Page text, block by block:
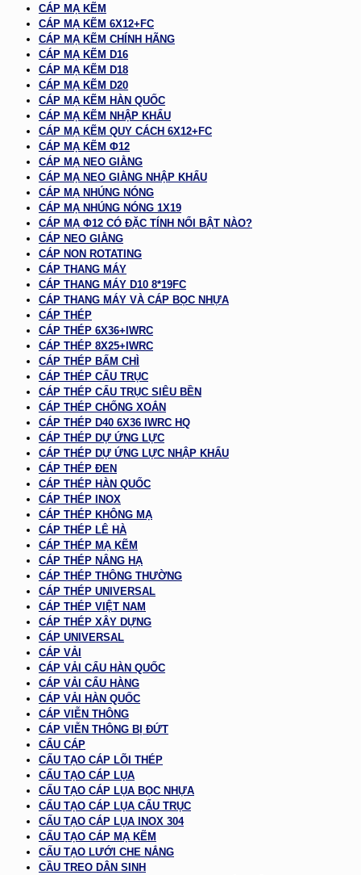
CÁP MẠ KẼM
CÁP MẠ KẼM 6X12+FC
CÁP MẠ KẼM CHÍNH HÃNG
CÁP MẠ KẼM D16
CÁP MẠ KẼM D18
CÁP MẠ KẼM D20
CÁP MẠ KẼM HÀN QUỐC
CÁP MẠ KẼM NHẬP KHẨU
CÁP MẠ KẼM QUY CÁCH 6X12+FC
CÁP MẠ KẼM Φ12
CÁP MẠ NEO GIẰNG
CÁP MẠ NEO GIẰNG NHẬP KHẨU
CÁP MẠ NHÚNG NÓNG
CÁP MẠ NHÚNG NÓNG 1X19
CÁP MẠ Φ12 CÓ ĐẶC TÍNH NỔI BẬT NÀO?
CÁP NEO GIẰNG
CÁP NON ROTATING
CÁP THANG MÁY
CÁP THANG MÁY D10 8*19FC
CÁP THANG MÁY VÀ CÁP BỌC NHỰA
CÁP THÉP
CÁP THÉP 6X36+IWRC
CÁP THÉP 8X25+IWRC
CÁP THÉP BẤM CHÌ
CÁP THÉP CẨU TRỤC
CÁP THÉP CẨU TRỤC SIÊU BỀN
CÁP THÉP CHỐNG XOẮN
CÁP THÉP D40 6X36 IWRC HQ
CÁP THÉP DỰ ỨNG LỰC
CÁP THÉP DỰ ỨNG LỰC NHẬP KHẨU
CÁP THÉP ĐEN
CÁP THÉP HÀN QUỐC
CÁP THÉP INOX
CÁP THÉP KHÔNG MẠ
CÁP THÉP LÊ HÀ
CÁP THÉP MẠ KẼM
CÁP THÉP NÂNG HẠ
CÁP THÉP THÔNG THƯỜNG
CÁP THÉP UNIVERSAL
CÁP THÉP VIỆT NAM
CÁP THÉP XÂY DỰNG
CÁP UNIVERSAL
CÁP VẢI
CÁP VẢI CẨU HÀN QUỐC
CÁP VẢI CẨU HÀNG
CÁP VẢI HÀN QUỐC
CÁP VIỄN THÔNG
CÁP VIỄN THÔNG BỊ ĐỨT
CẨU CÁP
CẤU TẠO CÁP LÕI THÉP
CẤU TẠO CÁP LỤA
CẤU TẠO CÁP LỤA BỌC NHỰA
CẤU TẠO CÁP LỤA CẨU TRỤC
CẤU TẠO CÁP LỤA INOX 304
CẤU TẠO CÁP MẠ KẼM
CẤU TẠO LƯỚI CHE NẮNG
CẦU TREO DÂN SINH